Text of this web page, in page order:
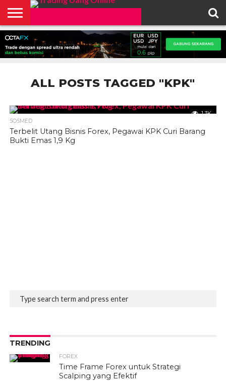
HOME
FEATURED
TRADING
MORE
ALL POSTS TAGGED "KPK"
1.3K
SOSMED
Terbelit Utang Bisnis Forex, Pegawai KPK Curi Barang
Bukti Emas 1,9 Kg
TRENDING
FOREX
Time Frame Forex untuk Strategi
Scalping yang Efektif